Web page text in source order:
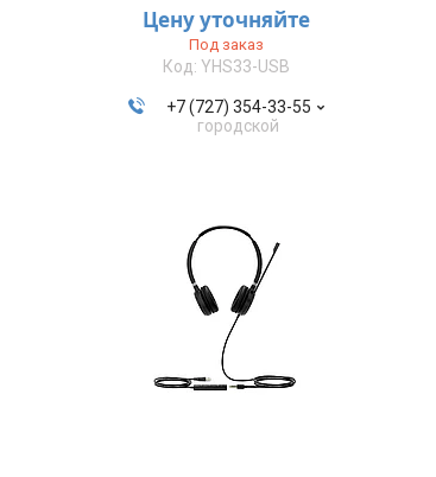
Цену уточняйте
Под заказ
YHS33-USB
+7 (727) 354-33-55
городской